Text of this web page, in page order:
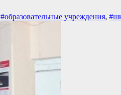
#образовательные учреждения,